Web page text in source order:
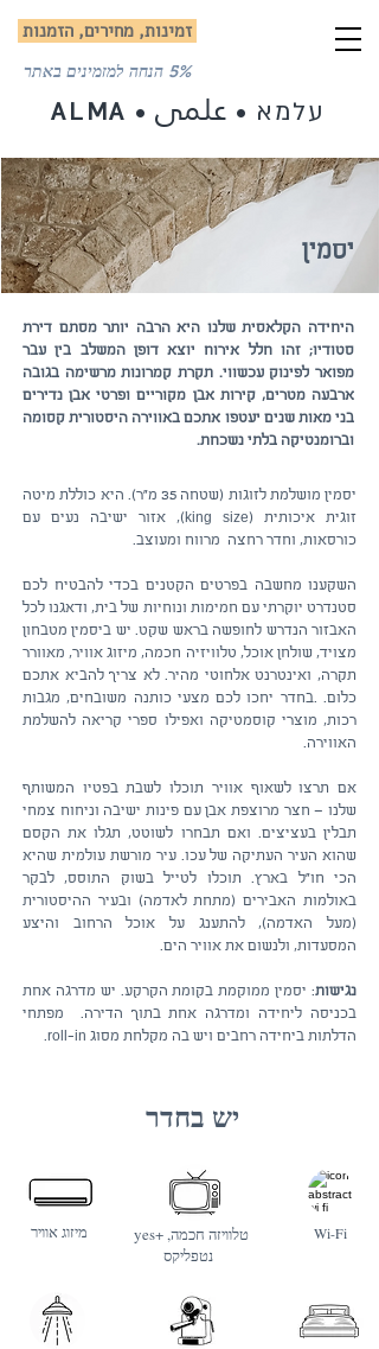
ALMA • עלמא • علمى
זמינות, מחירים, הזמנות
5% הנחה למזמינים באתר
יסמין
​היחידה הקלאסית שלנו היא הרבה יותר מסתם דירת
סטודיו; זהו חלל אירוח יוצא דופן המשלב בין עבר
מפואר לפינוק עכשווי. תקרת קמרונות מרשימה בגובה
ארבעה מטרים, קירות אבן מקוריים ופרטי אבן נדירים
בני מאות שנים יעטפו אתכם באווירה היסטורית קסומה
וברומנטיקה בלתי נשכחת.​
יסמין מושלמת לזוגות (שטחה 35 מ"ר). היא כוללת מיטה
זוגית איכותית (king size), אזור ישיבה נעים עם
כורסאות, וחדר רחצה מרווח ומעוצב.​
​​השקענו מחשבה בפרטים הקטנים בכדי להבטיח לכם
סטנדרט יוקרתי עם חמימות ונוחיות של בית, ודאגנו לכל
האבזור הנדרש לחופשה בראש שקט. יש ביסמין מטבחון
מצויד, שולחן אוכל, טלוויזיה חכמה, מיזוג אוויר, מאוורר
תקרה, ואינטרנט אלחוטי מהיר. לא צריך להביא אתכם
כלום. .בחדר יחכו לכם מצעי כותנה משובחים, מגבות
רכות, מוצרי קוסמטיקה ואפילו ספרי קריאה להשלמת
האווירה.
אם תרצו לשאוף אוויר תוכלו לשבת בפטיו המשותף
שלנו – חצר מרוצפת אבן עם פינות ישיבה וניחוח צמחי
תבלין בעציצים. ואם תבחרו לשוטט, תגלו את הקסם
שהוא העיר העתיקה של עכו. עיר מורשת עולמית שהיא
הכי חו"ל בארץ. תוכלו לטייל בשוק התוסס, לבקר
באולמות האבירים (מתחת לאדמה) ובעיר ההיסטורית
(מעל האדמה), להתענג על אוכל הרחוב והיצע
המסעדות, ולנשום את אוויר הים.
נגישות: יסמין ממוקמת בקומת הקרקע. יש מדרגה אחת
בכניסה ליחידה ומדרגה אחת בתוך הדירה. מפתחי
הדלתות ביחידה רחבים ויש בה מקלחת מסוג roll-in.
יש בחדר
מיזוג אוויר
yes+ טלוויזה חכמה,
נטפליקס
Wi-Fi